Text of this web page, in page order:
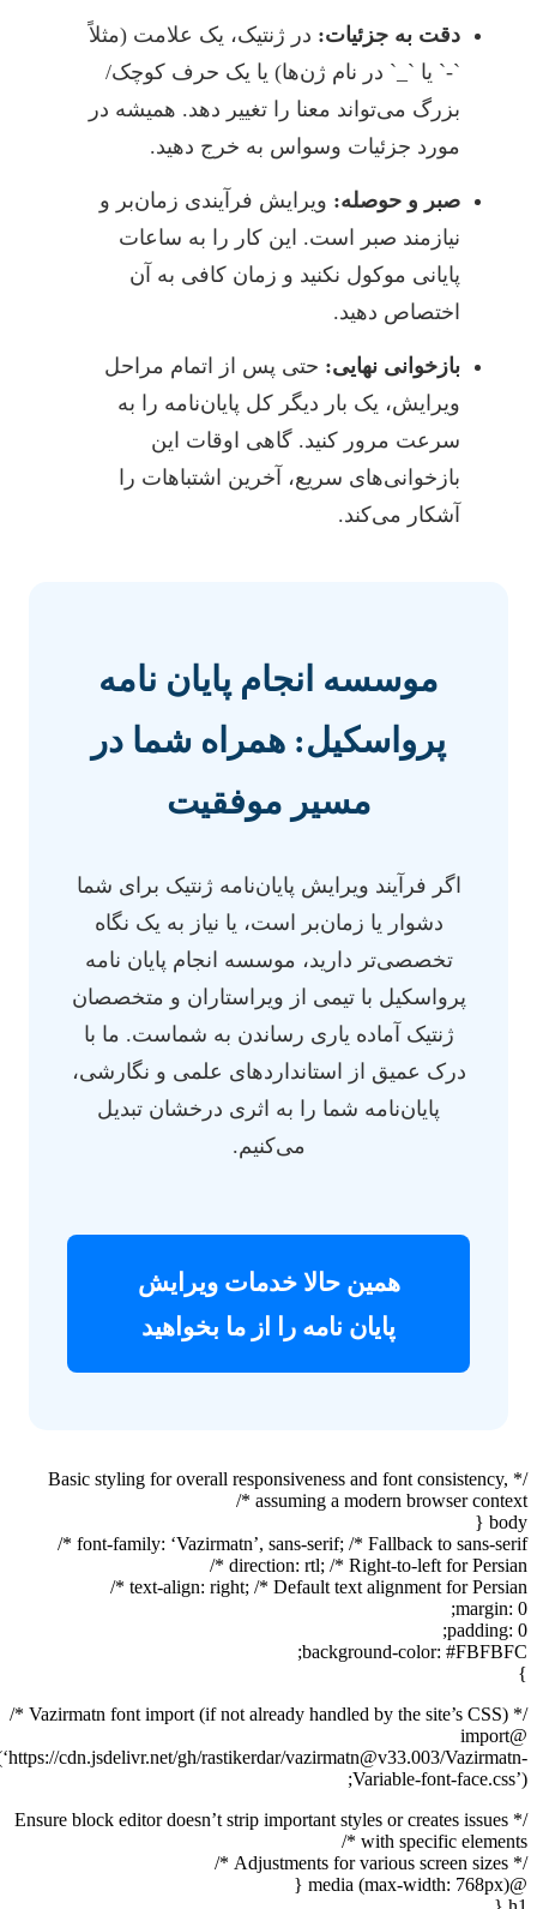
دقت به جزئیات:در ژنتیک، یک علامت (مثلاً
`-` یا `_` در نام ژن‌ها) یا یک حرف کوچک/
بزرگ می‌تواند معنا را تغییر دهد. همیشه در
مورد جزئیات وسواس به خرج دهید.
صبر و حوصله:ویرایش فرآیندی زمان‌بر و
نیازمند صبر است. این کار را به ساعات
پایانی موکول نکنید و زمان کافی به آن
اختصاص دهید.
بازخوانی نهایی:حتی پس از اتمام مراحل
ویرایش، یک بار دیگر کل پایان‌نامه را به
سرعت مرور کنید. گاهی اوقات این
بازخوانی‌های سریع، آخرین اشتباهات را
آشکار می‌کند.
موسسه انجام پایان نامه
پرواسکیل: همراه شما در
مسیر موفقیت
اگر فرآیند ویرایش پایان‌نامه ژنتیک برای شما
دشوار یا زمان‌بر است، یا نیاز به یک نگاه
تخصصی‌تر دارید، موسسه انجام پایان نامه
پرواسکیل با تیمی از ویراستاران و متخصصان
ژنتیک آماده یاری رساندن به شماست. ما با
درک عمیق از استانداردهای علمی و نگارشی،
پایان‌نامه شما را به اثری درخشان تبدیل
می‌کنیم.
همین حالا خدمات ویرایش
پایان نامه را از ما بخواهید
/* Basic styling for overall responsiveness and font consistency,
assuming a modern browser
font-family: ‘Vazirmatn’, sans-serif; /* Fallback to sans-
direction: rtl; /* Right-to-left for
text-align: right; /* Default text alignment for
margin:
padding:
background-color:
@import
url(‘https://cdn.jsdelivr.net/gh/rastikerdar/vazirmatn@v33.003/
Variable-font-
/* Ensure block editor doesn’t strip important styles or creates issues
with specific